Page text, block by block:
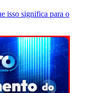
isso significa para o